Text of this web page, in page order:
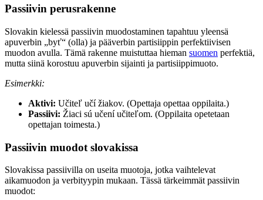
Passiivin perusrakenne
Slovakin kielessä passiivin muodostaminen tapahtuu yleensä
apuverbin „byť“ (olla) ja pääverbin partisiippin perfektiivisen
muodon avulla. Tämä rakenne muistuttaa hieman suomen perfektiä,
mutta siinä korostuu apuverbin sijainti ja partisiippimuoto.
Esimerkki:
Aktivi: Učiteľ učí žiakov. (Opettaja opettaa oppilaita.)
Passiivi: Žiaci sú učení učiteľom. (Oppilaita opetetaan
opettajan toimesta.)
Passiivin muodot slovakissa
Slovakissa passiivilla on useita muotoja, jotka vaihtelevat
aikamuodon ja verbityypin mukaan. Tässä tärkeimmät passiivin
muodot: